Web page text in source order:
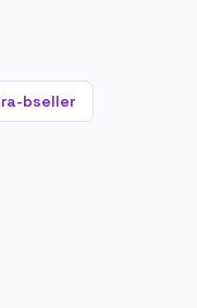
bseller